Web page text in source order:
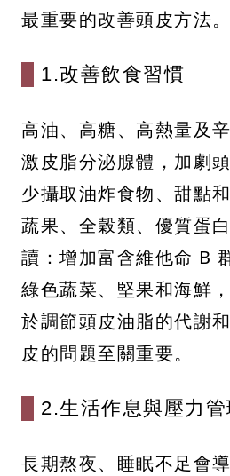
最重要的改善頭皮方法。
1.改善飲食習慣
高油、高糖、高熱量及
激皮脂分泌腺體，加劇
少攝取油炸食物、甜點
蔬果、全穀類、優質蛋
讀：增加富含維他命 B
綠色蔬菜、堅果和海鮮
於調節頭皮油脂的代謝
皮的問題至關重要。
2.生活作息與壓力管
長期熬夜、睡眠不足會